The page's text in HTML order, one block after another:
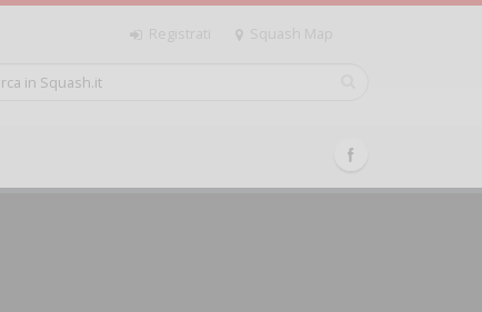
Registrati Squash Map